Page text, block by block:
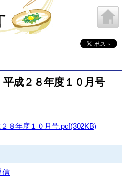
成２８年度１０月号
８年度１０月号.pdf(302KB)
信